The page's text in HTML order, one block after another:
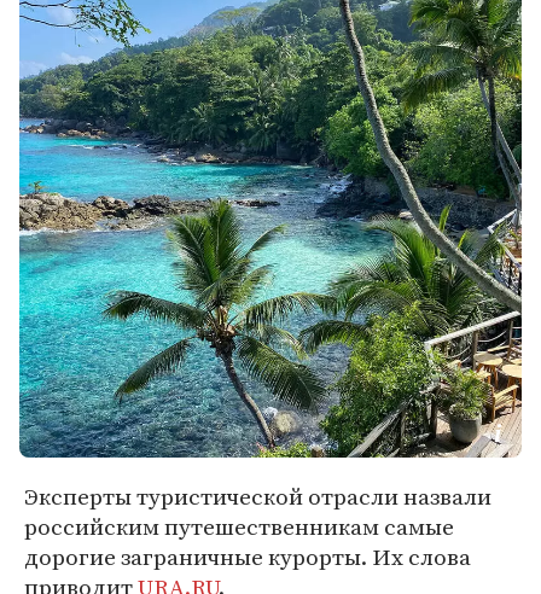
Эксперты туристической отрасли назвали
российским путешественникам самые
дорогие заграничные курорты. Их слова
приводитURA.RU.